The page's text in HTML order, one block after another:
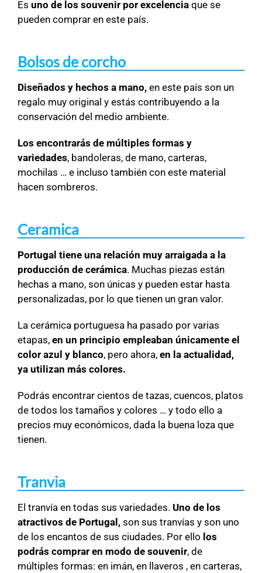
Es uno de los souvenir por excelencia que se
pueden comprar en este país.
Bolsos de corcho
Diseñados y hechos a mano, en este país son un
regalo muy original y estás contribuyendo a la
conservación del medio ambiente.
Los encontrarás de múltiples formas y
variedades, bandoleras, de mano, carteras,
mochilas … e incluso también con este material
hacen sombreros.
Ceramica
Portugal tiene una relación muy arraigada a la
producción de cerámica. Muchas piezas están
hechas a mano, son únicas y pueden estar hasta
personalizadas, por lo que tienen un gran valor.
La cerámica portuguesa ha pasado por varias
etapas, en un principio empleaban únicamente el
color azul y blanco, pero ahora, en la actualidad,
ya utilizan más colores.
Podrás encontrar cientos de tazas, cuencos, platos
de todos los tamaños y colores … y todo ello a
precios muy económicos, dada la buena loza que
tienen.
Tranvia
El tranvía en todas sus variedades. Uno de los
atractivos de Portugal, son sus tranvías y son uno
de los encantos de sus ciudades. Por ello los
podrás comprar en modo de souvenir, de
múltiples formas: en imán, en llaveros , en carteras,